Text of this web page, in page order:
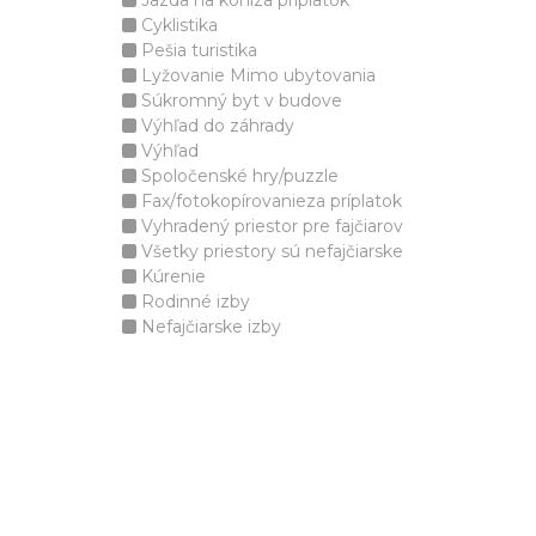
Cyklistika
Pešia turistika
Lyžovanie Mimo ubytovania
Súkromný byt v budove
Výhľad do záhrady
Výhľad
Spoločenské hry/puzzle
Fax/fotokopírovanieza príplatok
Vyhradený priestor pre fajčiarov
Všetky priestory sú nefajčiarske
Kúrenie
Rodinné izby
Nefajčiarske izby